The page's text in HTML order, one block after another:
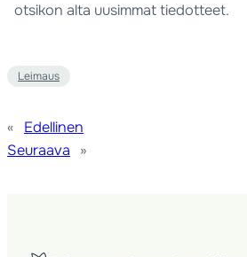
otsikon alta uusimmat tiedotteet.
Leimaus
«
Edellinen
Seuraava
»